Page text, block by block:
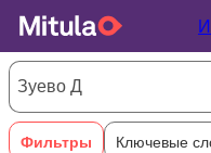
Фильтры Ключевые